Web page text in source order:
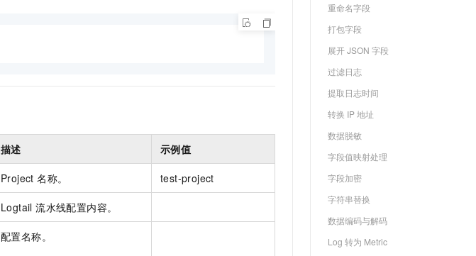
描述 示例值
Project 名称。 test-project
Logtail 流水线配置内容。
配置名称。
重命名字段
打包字段
展开 JSON 字段
过滤日志
提取日志时间
转换 IP 地址
数据脱敏
字段值映射处理
字段加密
字符串替换
数据编码与解码
Log 转为 Metric